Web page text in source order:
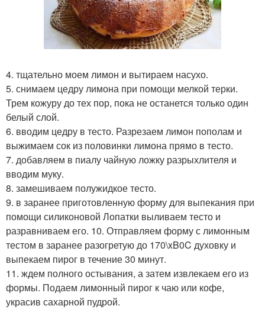
4. тщательно моем лимон и вытираем насухо.
5. снимаем цедру лимона при помощи мелкой терки.
Трем кожуру до тех пор, пока не останется только один
белый слой.
6. вводим цедру в тесто. Разрезаем лимон пополам и
выжимаем сок из половинки лимона прямо в тесто.
7. добавляем в пиалу чайную ложку разрыхлителя и
вводим муку.
8. замешиваем полужидкое тесто.
9. в заранее приготовленную форму для выпекания при
помощи силиконовой Лопатки выливаем тесто и
разравниваем его. 10. Отправляем форму с лимонным
тестом в заранее разогретую до 170\xB0C духовку и
выпекаем пирог в течение 30 минут.
11. ждем полного остывания, а затем извлекаем его из
формы. Подаем лимонный пирог к чаю или кофе,
украсив сахарной пудрой.